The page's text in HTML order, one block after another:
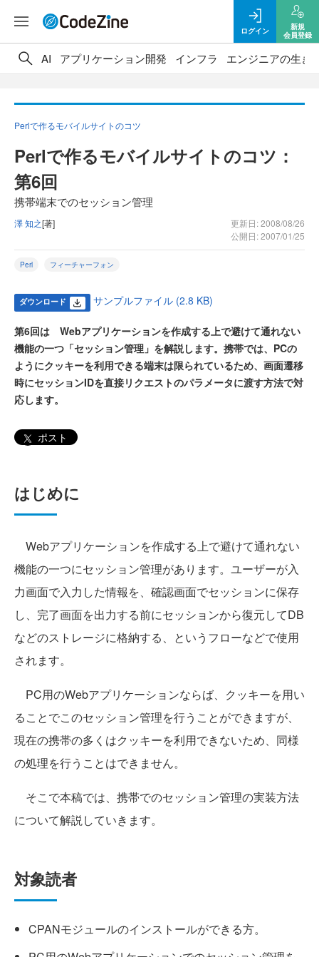
ログイン
新規
会員登録
AI アプリケーション開発 インフラ エンジニアの生き
Perlで作るモバイルサイトのコツ
Perlで作るモバイルサイトのコツ：
第6回
携帯端末でのセッション管理
澤 知之[著]
更新日: 2008/08/26
公開日: 2007/01/25
Perl フィーチャーフォン
ダウンロード サンプルファイル (2.8 KB)
第6回は Webアプリケーションを作成する上で避けて通れない
機能の一つ「セッション管理」を解説します。携帯では、PCの
ようにクッキーを利用できる端末は限られているため、画面遷移
時にセッションIDを直接リクエストのパラメータに渡す方法で対
応します。
ポスト
はじめに
Webアプリケーションを作成する上で避けて通れない
機能の一つにセッション管理があります。ユーザーが入
力画面で入力した情報を、確認画面でセッションに保存
し、完了画面を出力する前にセッションから復元してDB
などのストレージに格納する、というフローなどで使用
されます。
PC用のWebアプリケーションならば、クッキーを用い
ることでこのセッション管理を行うことができますが、
現在の携帯の多くはクッキーを利用できないため、同様
の処理を行うことはできません。
そこで本稿では、携帯でのセッション管理の実装方法
について解説していきます。
対象読者
CPANモジュールのインストールができる方。